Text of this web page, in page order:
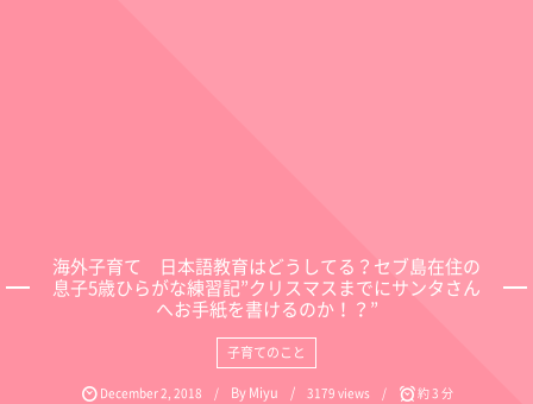
海外子育て 日本語教育はどうしてる？セブ島在住の
息子5歳ひらがな練習記”クリスマスまでにサンタさん
へお手紙を書けるのか！？”
子育てのこと
December2 2018 ByMiyu 3179 views 約 3 分